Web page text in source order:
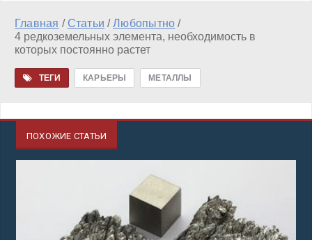
Главная / Статьи / Любопытно /
4 редкоземельных элемента, необходимость в
которых постоянно растет
ТЕГИ КАРЬЕРЫ МЕТАЛЛЫ
ПОХОЖИЕ СТАТЬИ